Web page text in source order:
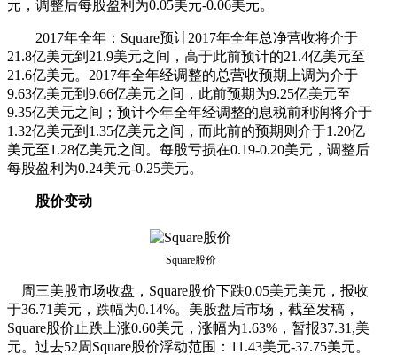
元，调整后每股盈利为0.05美元-0.06美元。
2017年全年：Square预计2017年全年总净营收将介于
21.8亿美元到21.9美元之间，高于此前预计的21.4亿美元至
21.6亿美元。2017年全年经调整的总营收预期上调为介于
9.63亿美元到9.66亿美元之间，此前预期为9.25亿美元至
9.35亿美元之间；预计今年全年经调整的息税前利润将介于
1.32亿美元到1.35亿美元之间，而此前的预期则介于1.20亿
美元至1.28亿美元之间。每股亏损在0.19-0.20美元，调整后
每股盈利为0.24美元-0.25美元。
股价变动
Square股价
周三美股市场收盘，Square股价下跌0.05美元美元，报收
于36.71美元，跌幅为0.14%。美股盘后市场，截至发稿，
Square股价止跌上涨0.60美元，涨幅为1.63%，暂报37.31,美
元。过去52周Square股价浮动范围：11.43美元-37.75美元。